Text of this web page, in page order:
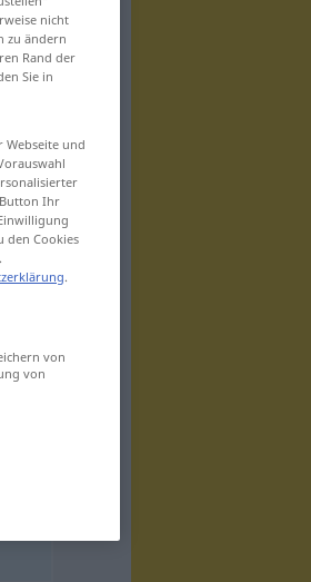
nicht
zu ändern
Rand der
Sie in
und
Ihr
den Cookies
.
von
von